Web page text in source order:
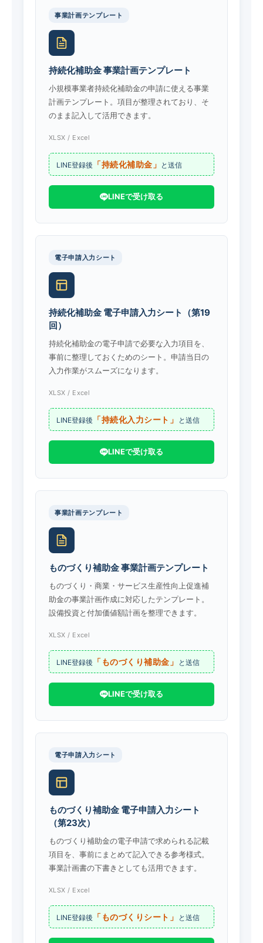
事業計画テンプレート
持続化補助金 事業計画テンプレート
小規模事業者持続化補助金の申請に使える事業
計画テンプレート。項目が整理されており、そ
のまま記入して活用できます。
XLSX / Excel
LINE登録後 「持続化補助金」 と送信
LINEで受け取る
電子申請入力シート
持続化補助金 電子申請入力シート（第19
回）
持続化補助金の電子申請で必要な入力項目を、
事前に整理しておくためのシート。申請当日の
入力作業がスムーズになります。
XLSX / Excel
LINE登録後 「持続化入力シート」 と送信
LINEで受け取る
事業計画テンプレート
ものづくり補助金 事業計画テンプレート
ものづくり・商業・サービス生産性向上促進補
助金の事業計画作成に対応したテンプレート。
設備投資と付加価値額計画を整理できます。
XLSX / Excel
LINE登録後 「ものづくり補助金」 と送信
LINEで受け取る
電子申請入力シート
ものづくり補助金 電子申請入力シート
（第23次）
ものづくり補助金の電子申請で求められる記載
項目を、事前にまとめて記入できる参考様式。
事業計画書の下書きとしても活用できます。
XLSX / Excel
LINE登録後 「ものづくりシート」 と送信